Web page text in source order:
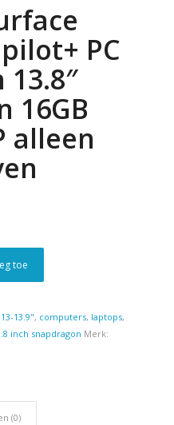
PC
16GB
alleen
toe
13-13.9", computers, laptops,
inch snapdragon Merk:
(0)